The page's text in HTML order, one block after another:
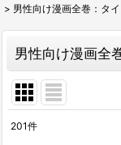
> 男性向け漫画全巻：タイ
男性向け漫画全
201件